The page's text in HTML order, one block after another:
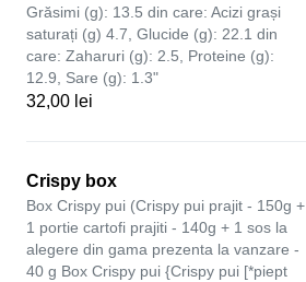
Grăsimi (g): 13.5 din care: Acizi grași
saturați (g) 4.7, Glucide (g): 22.1 din
care: Zaharuri (g): 2.5, Proteine (g):
12.9, Sare (g): 1.3"
32,00 lei
Crispy box
Box Crispy pui (Crispy pui prajit - 150g +
1 portie cartofi prajiti - 140g + 1 sos la
alegere din gama prezenta la vanzare -
40 g Box Crispy pui {Crispy pui [*piept